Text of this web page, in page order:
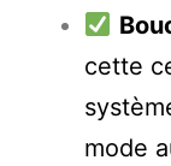
cette
mode